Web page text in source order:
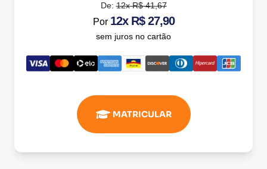
De:12x R$ 41,67
Por 12x R$ 27,90
sem juros no cartão
MATRICULAR